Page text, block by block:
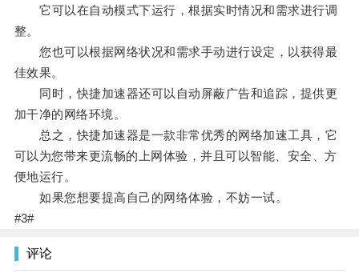
它可以在自动模式下运行，根据实时情况和需求进行调
整。
您也可以根据网络状况和需求手动进行设定，以获得最
佳效果。
同时，快捷加速器还可以自动屏蔽广告和追踪，提供更
加干净的网络环境。
总之，快捷加速器是一款非常优秀的网络加速工具，它
可以为您带来更流畅的上网体验，并且可以智能、安全、方
便地运行。
如果您想要提高自己的网络体验，不妨一试。
#3#
评论